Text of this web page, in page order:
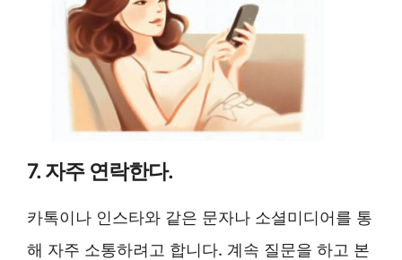
7. 자주 연락한다.
카톡이나 인스타와 같은 문자나 소셜미디어를 통
해 자주 소통하려고 합니다. 계속 질문을 하고 본